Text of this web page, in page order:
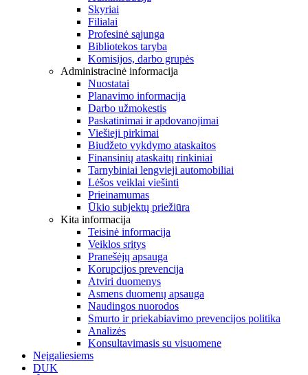
Skyriai
Filialai
Profesinė sąjunga
Bibliotekos taryba
Komisijos, darbo grupės
Administracinė informacija
Nuostatai
Planavimo informacija
Darbo užmokestis
Paskatinimai ir apdovanojimai
Viešieji pirkimai
Biudžeto vykdymo ataskaitos
Finansinių ataskaitų rinkiniai
Tarnybiniai lengvieji automobiliai
Lėšos veiklai viešinti
Prieinamumas
Ūkio subjektų priežiūra
Kita informacija
Teisinė informacija
Veiklos sritys
Pranešėjų apsauga
Korupcijos prevencija
Atviri duomenys
Asmens duomenų apsauga
Naudingos nuorodos
Smurto ir priekabiavimo prevencijos politika
Analizės
Konsultavimasis su visuomene
Neįgaliesiems
DUK